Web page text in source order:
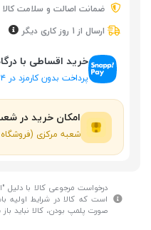
ضمانت اصالت و سلامت کالا
ارسال از 1 روز کاری دیگر
خرید اقساطی با
پرداخت بدون کارمزد در ۴ قسط
امکان خرید در
شعبه مرکزی (فروشگاه
درخواست مرجوعی کالا با دلیل
است که کالا در شرایط
صورت پلمپ بودن، کالا نباید